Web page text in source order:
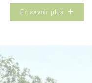
En savoir plus